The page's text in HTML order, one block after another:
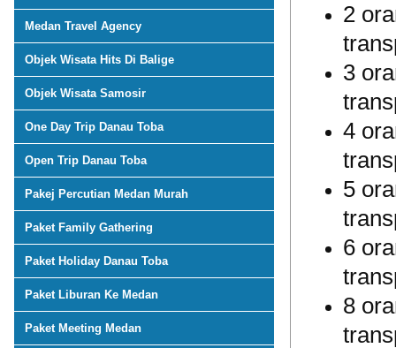
Medan Travel Agency
Objek Wisata Hits Di Balige
Objek Wisata Samosir
One Day Trip Danau Toba
Open Trip Danau Toba
Pakej Percutian Medan Murah
Paket Family Gathering
Paket Holiday Danau Toba
Paket Liburan Ke Medan
Paket Meeting Medan
2
3
4
5
6
8